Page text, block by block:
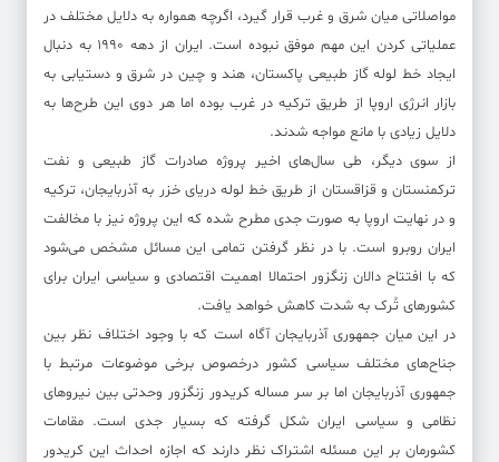
مواصلاتی میان شرق و غرب قرار گیرد، اگرچه همواره به دلایل مختلف در
عملیاتی کردن این مهم موفق نبوده است. ایران از دهه ۱۹۹۰ به دنبال
ایجاد خط لوله گاز طبیعی پاکستان، هند و چین در شرق و دستیابی به
بازار انرژی اروپا از طریق ترکیه در غرب بوده اما هر دوی این طرح‌ها به
دلایل زیادی با مانع مواجه شدند.
از سوی دیگر، طی سال‌های اخیر پروژه صادرات گاز طبیعی و نفت
ترکمنستان و قزاقستان از طریق خط لوله دریای خزر به آذربایجان، ترکیه
و در نهایت اروپا به صورت جدی مطرح شده که این پروژه نیز با مخالفت
ایران روبرو است. با در نظر گرفتن تمامی این مسائل مشخص می‌شود
که با افتتاح دالان زنگزور احتمالا اهمیت اقتصادی و سیاسی ایران برای
کشورهای تُرک به شدت کاهش خواهد یافت.
در این میان جمهوری آذربایجان آگاه است که با وجود اختلاف نظر بین
جناح‌های مختلف سیاسی کشور درخصوص برخی موضوعات مرتبط با
جمهوری آذربایجان اما بر سر مساله کریدور زنگزور وحدتی بین نیروهای
نظامی و سیاسی ایران شکل گرفته که بسیار جدی است. مقامات
کشورمان بر این مسئله اشتراک نظر دارند که اجازه احداث این کریدور